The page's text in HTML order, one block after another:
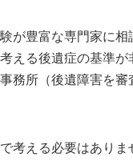
が豊富な専門家に
える後遺症の基準
務所（後遺障害を
考える必要はありま